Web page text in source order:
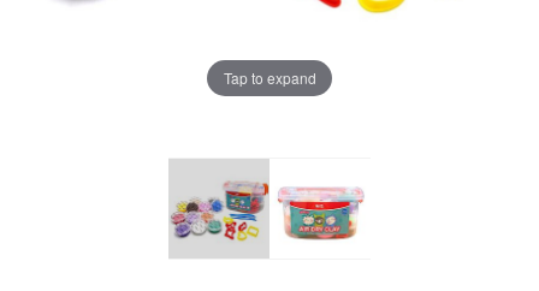
Tap to expand